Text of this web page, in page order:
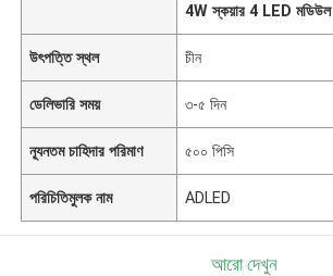
4W স্কয়ার 4 LED মডিউল
উৎপত্তি স্থল চীন
ডেলিভারি সময় ৩-৫ দিন
ন্যূনতম চাহিদার পরিমাণ ৫০০ পিসি
পরিচিতিমুলক নাম ADLED
আরো দেখুন